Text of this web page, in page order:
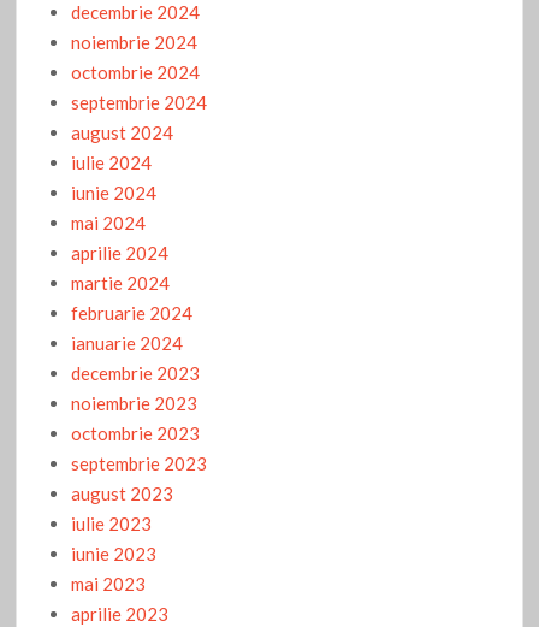
decembrie 2024
noiembrie 2024
octombrie 2024
septembrie 2024
august 2024
iulie 2024
iunie 2024
mai 2024
aprilie 2024
martie 2024
februarie 2024
ianuarie 2024
decembrie 2023
noiembrie 2023
octombrie 2023
septembrie 2023
august 2023
iulie 2023
iunie 2023
mai 2023
aprilie 2023